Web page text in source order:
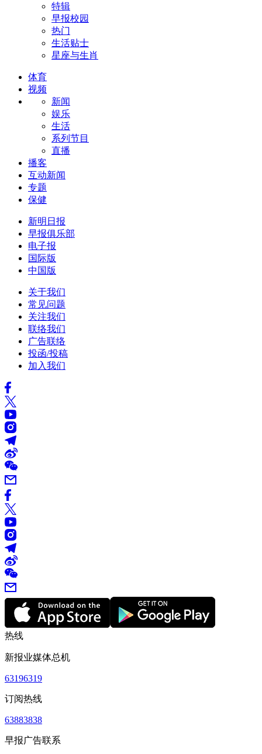
特辑
早报校园
热门
生活贴士
星座与生肖
体育
视频
新闻
娱乐
生活
系列节目
直播
播客
互动新闻
专题
保健
新明日报
早报俱乐部
电子报
国际版
中国版
关于我们
常见问题
关注我们
联络我们
广告联络
投函/投稿
加入我们
热线
新报业媒体总机
63196319
订阅热线
63883838
早报广告联系